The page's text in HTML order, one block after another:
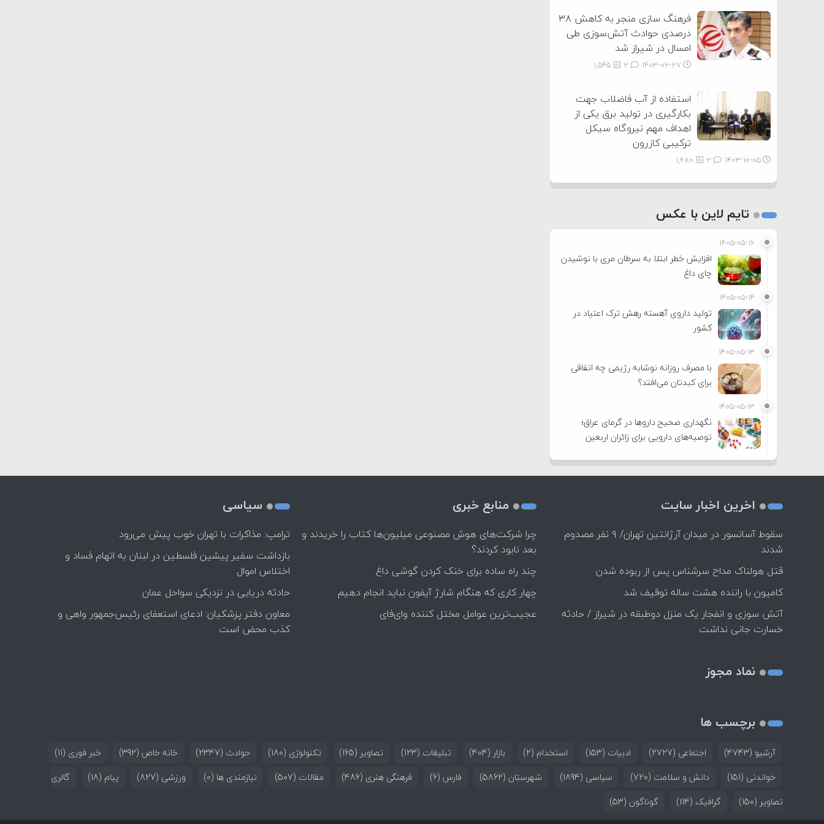
فرهنگ سازی منجر به کاهش ۳۸
درصدی حوادث آتش‌سوزی طی
امسال در شیراز شد
۱۴۰۳-۰۶-۲۷ 1,545
استفاده از آب فاضلاب جهت
بکارگیری در تولید برق یکی از
اهداف مهم نیروگاه سیکل
ترکیبی کازرون
۱۴۰۳-۱۰-۰۵ 1,680
تایم لاین با عکس
۱۴۰۵-۰۵-۱۶
افزایش خطر ابتلا به سرطان مری با نوشیدن
چای داغ
۱۴۰۵-۰۵-۱۴
تولید داروی آهسته رهش ترک اعتیاد در
کشور
۱۴۰۵-۰۵-۱۳
با مصرف روزانه نوشابه رژیمی چه اتفاقی
برای کبدتان می‌افتد؟
۱۴۰۵-۰۵-۱۳
نگهداری صحیح داروها در گرمای عراق؛
توصیه‌های دارویی برای زائران اربعین
اخرین اخبار سایت
سقوط آسانسور در میدان آرژانتین تهران/ ۹ نفر مصدوم
شدند
قتل هولناک مداح سرشناس پس از ربوده شدن
کامیون با راننده هشت ساله توقیف شد
آتش سوزی و انفجار یک منزل دوطبقه در شیراز / حادثه
خسارت جانی نداشت
نماد مجوز
منابع خبری
چرا شرکت‌های هوش مصنوعی میلیون‌ها کتاب را خریدند و
بعد نابود کردند؟
چند راه‌ ساده برای خنک کردن گوشی داغ
چهار کاری که هنگام شارژ آیفون نباید انجام دهیم
عجیب‌ترین عوامل مختل کننده وای‌فای
سیاسی
ترامپ: مذاکرات با تهران خوب پیش می‌رود
بازداشت سفیر پیشین فلسطین در لبنان به اتهام فساد و
اختلاس اموال
حادثه دریایی در نزدیکی سواحل عمان
معاون دفتر پزشکیان: ادعای استعفای رئیس‌جمهور واهی و
کذب محض است
برچسب ها
آرشیو (4743) اجتماعی (2727) ادبیات (153) استخدام (2) بازار (404) تبلیغات (123) تصاویر (165) تکنولوژی (180) حوادث (2347) خانه خاص (392) خبر فوری (11)
خواندنی (151) دانش و سلامت (720) سیاسی (1894) شهرستان (5862) فارس (6) فرهنگی هنری (486) مقالات (507) نیازمندی ها (0) ورزشی (827) پیام (18)
گالری
تصاویر (150) گرافیک (114) گوناگون (53)